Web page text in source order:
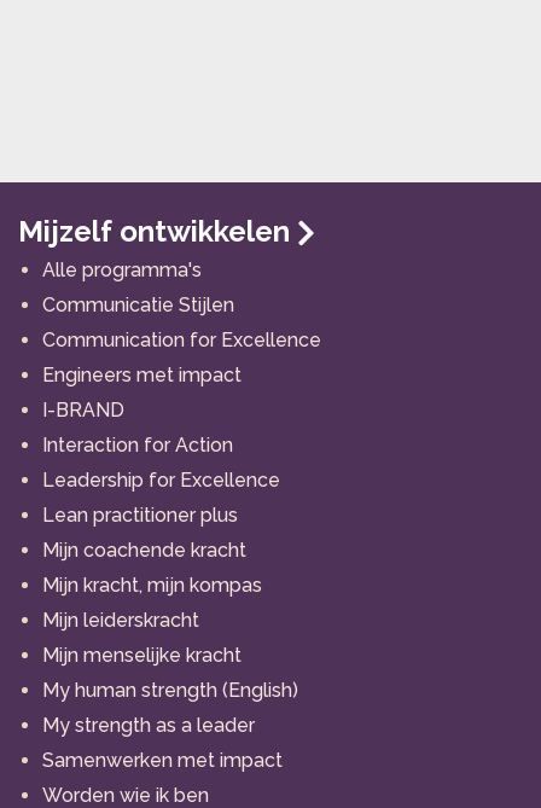
Mijzelf ontwikkelen
Alle programma's
Communicatie Stijlen
Communication for Excellence
Engineers met impact
I-BRAND
Interaction for Action
Leadership for Excellence
Lean practitioner plus
Mijn coachende kracht
Mijn kracht, mijn kompas
Mijn leiderskracht
Mijn menselijke kracht
My human strength (English)
My strength as a leader
Samenwerken met impact
Worden wie ik ben